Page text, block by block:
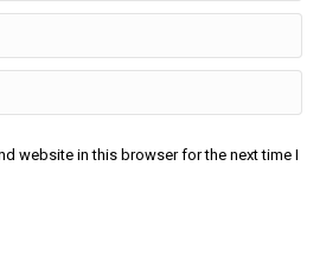
website in this browser for the next time I